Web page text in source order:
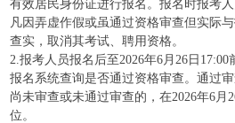
有效居民身份证进行报名。报名时报考
凡因弄虚作假或虽通过资格审查但实际
查实，取消其考试、聘用资格。
2.报考人员报名后至2026年6月26日
报名系统查询是否通过资格审查。通过
尚未审查或未通过审查的，在2026年6月
位。